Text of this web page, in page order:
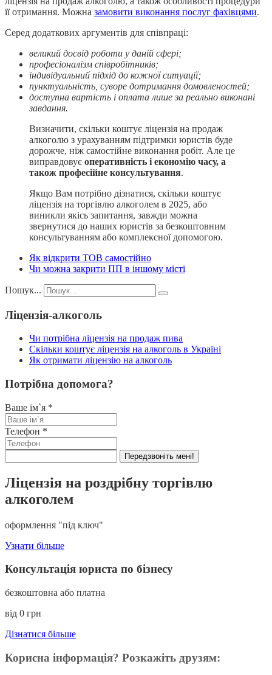
її отримання. Можна замовити виконання послуг фахівцями.
Серед додаткових аргументів для співпраці:
великий досвід роботи у даній сфері;
професіоналізм співробітників;
індивідуальний підхід до кожної ситуації;
пунктуальність, суворе дотримання домовленостей;
доступна вартість і оплата лише за реально виконані
завдання.
Визначити, скільки коштує ліцензія на продаж
алкоголю з урахуванням підтримки юристів буде
дорожче, ніж самостійне виконання робіт. Але це
виправдовує оперативність і економію часу, а
також професійне консультування.
Якщо Вам потрібно дізнатися, скільки коштує
ліцензія на торгівлю алкоголем в 2025, або
виникли якісь запитання, завжди можна
звернутися до наших юристів за безкоштовним
консультуванням або комплексної допомогою.
Як відкрити ТОВ самостійно
Чи можна закрити ПП в іншому місті
Пошук...
Ліцензія-алкоголь
Чи потрібна ліцензія на продаж пива
Скільки коштує ліцензія на алкоголь в Україні
Як отримати ліцензію на алкоголь
Потрібна допомога?
Ваше ім`я *
Телефон *
Передзвоніть мені!
Ліцензія на роздрібну торгівлю
алкоголем
оформлення "під ключ"
Узнати більше
Консультація юриста по бізнесу
безкоштовна або платна
від 0 грн
Дізнатися більше
Корисна інформація? Розкажіть друзям: